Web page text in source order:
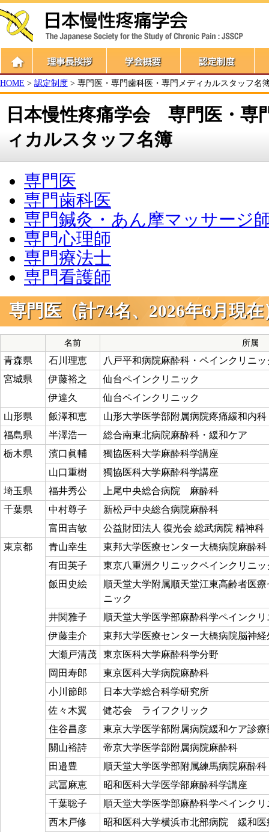
HOME > 認定制度 > 専門医・専門歯科医・専門メディカルスタッフ名
日本慢性疼痛学会 専門医・専
ィカルスタッフ名簿
専門医
専門歯科医
専門鍼灸・あん摩マッサージ
専門心理師
専門療法士
専門看護師
専門医（計74名、2026年6月現在
名前 所属
青森県 石川理恵
八戸平和病院麻酔科・ペインクリニッ
宮城県
伊藤裕之
仙台ペインクリニック
伊達久
仙台ペインクリニック
山形県
飯澤和恵
山形大学医学部附属病院疼痛緩和内科
福島県
半澤浩一
総合南東北病院麻酔科・緩和ケア
栃木県
濱口眞輔
獨協医科大学麻酔科学講座
山口重樹
獨協医科大学麻酔科学講座
埼玉県
福井秀公
上尾中央総合病院 麻酔科
千葉県
中村尊子
新松戸中央総合病院麻酔科
富田吉敏
公益財団法人 復光会 総武病院 精神科
東京都
青山幸生
東邦大学医療センター大橋病院麻酔科
有田英子
東京八重洲クリニックペインクリニ
飯田史絵
順天堂大学附属順天堂江東高齢者医
ニック
井関雅子
順天堂大学医学部麻酔科学ペインク
伊藤圭介
東邦大学医療センター大橋病院脳神経
大瀬戸清茂
東京医科大学麻酔科学分野
岡田寿郎
東京医科大学病院麻酔科
小川節郎
日本大学総合科学研究所
佐々木翼
健芯会 ライフクリック
住谷昌彦
東京大学医学部附属病院緩和ケア診療
關山裕詩
帝京大学医学部附属病院麻酔科
田邉豊
順天堂大学医学部附属練馬病院麻酔
武冨麻恵
昭和医科大学医学部麻酔科学講座
千葉聡子
順天堂大学医学部麻酔科学ペインク
西木戸修
昭和医科大学横浜市北部病院 緩和医